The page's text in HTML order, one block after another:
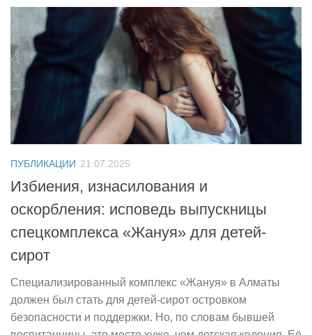
ПУБЛИКАЦИИ 21.07.2025
Избиения, изнасилования и
оскорбления: исповедь выпускницы
спецкомплекса «Жануя» для детей-
сирот
Специализированный комплекс «Жануя» в Алматы
должен был стать для детей-сирот островком
безопасности и поддержки. Но, по словам бывшей